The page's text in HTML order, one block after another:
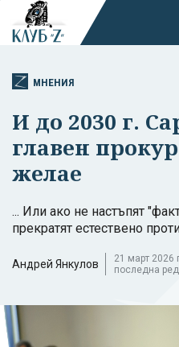
МНЕНИЯ
И до 2030 г.
главен
желае
... Или ако не настъпят
прекратят естествено
Андрей Янкулов
21 март 2026
последна